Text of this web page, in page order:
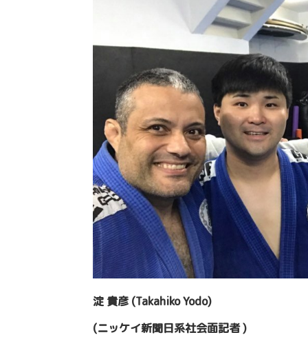
淀 貴彦 (Takahiko Yodo)
(ニッケイ新聞日系社会面記者 )